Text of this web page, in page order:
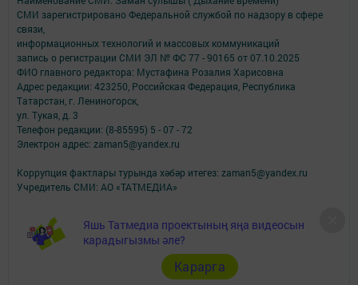
Яшь Татмедиа проектының яңа видеосын
карадыгызмы әле?
Карарга
СМИ зарегистрировано Федеральной службой по надзору в сфере
связи,
информационных технологий и массовых коммуникаций
запись о регистрации СМИ ЭЛ № ФС 77 - 90165 от 07.10.2025
ФИО главного редактора: Мустафина Розалия Харисовна
Адрес редакции: 423250, Российская Федерация, Республика
Татарстан, г. Лениногорск,
ул. Тукая, д. 3
Телефон редакции: (8-85595) 5 - 07 - 72
Электрон адрес: zaman5@yandex.ru
Коррупция фактлары турында хәбәр итегез: zaman5@yandex.ru
Учредитель СМИ: АО «ТАТМЕДИА»
Антикоррупционная политика
АО «ТАТМЕДИА» использует «cookie»для персонализации сервисов и
удобства пользователей сайтом.
Использование «cookie» можно отменить в настройках браузера.
Политика конфиденциальности